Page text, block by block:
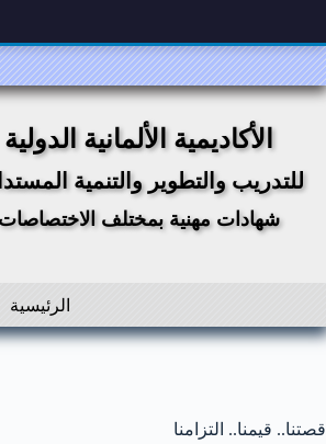
التجاوز
إلى
المحتوى
الأكاديمية الألمانية الدولية
للتدريب والتطوير والتنمية
شهادات مهنية بمختلف الاختصاصات
الرئيسية
قصتنا.. قيمنا.. التزامنا